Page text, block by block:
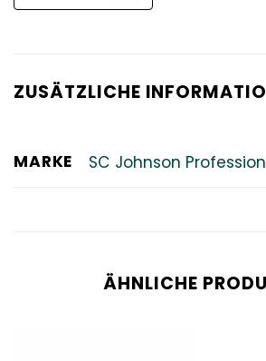
ZUSÄTZLICHE
MARKE SC Johnson
ÄHNLICHE